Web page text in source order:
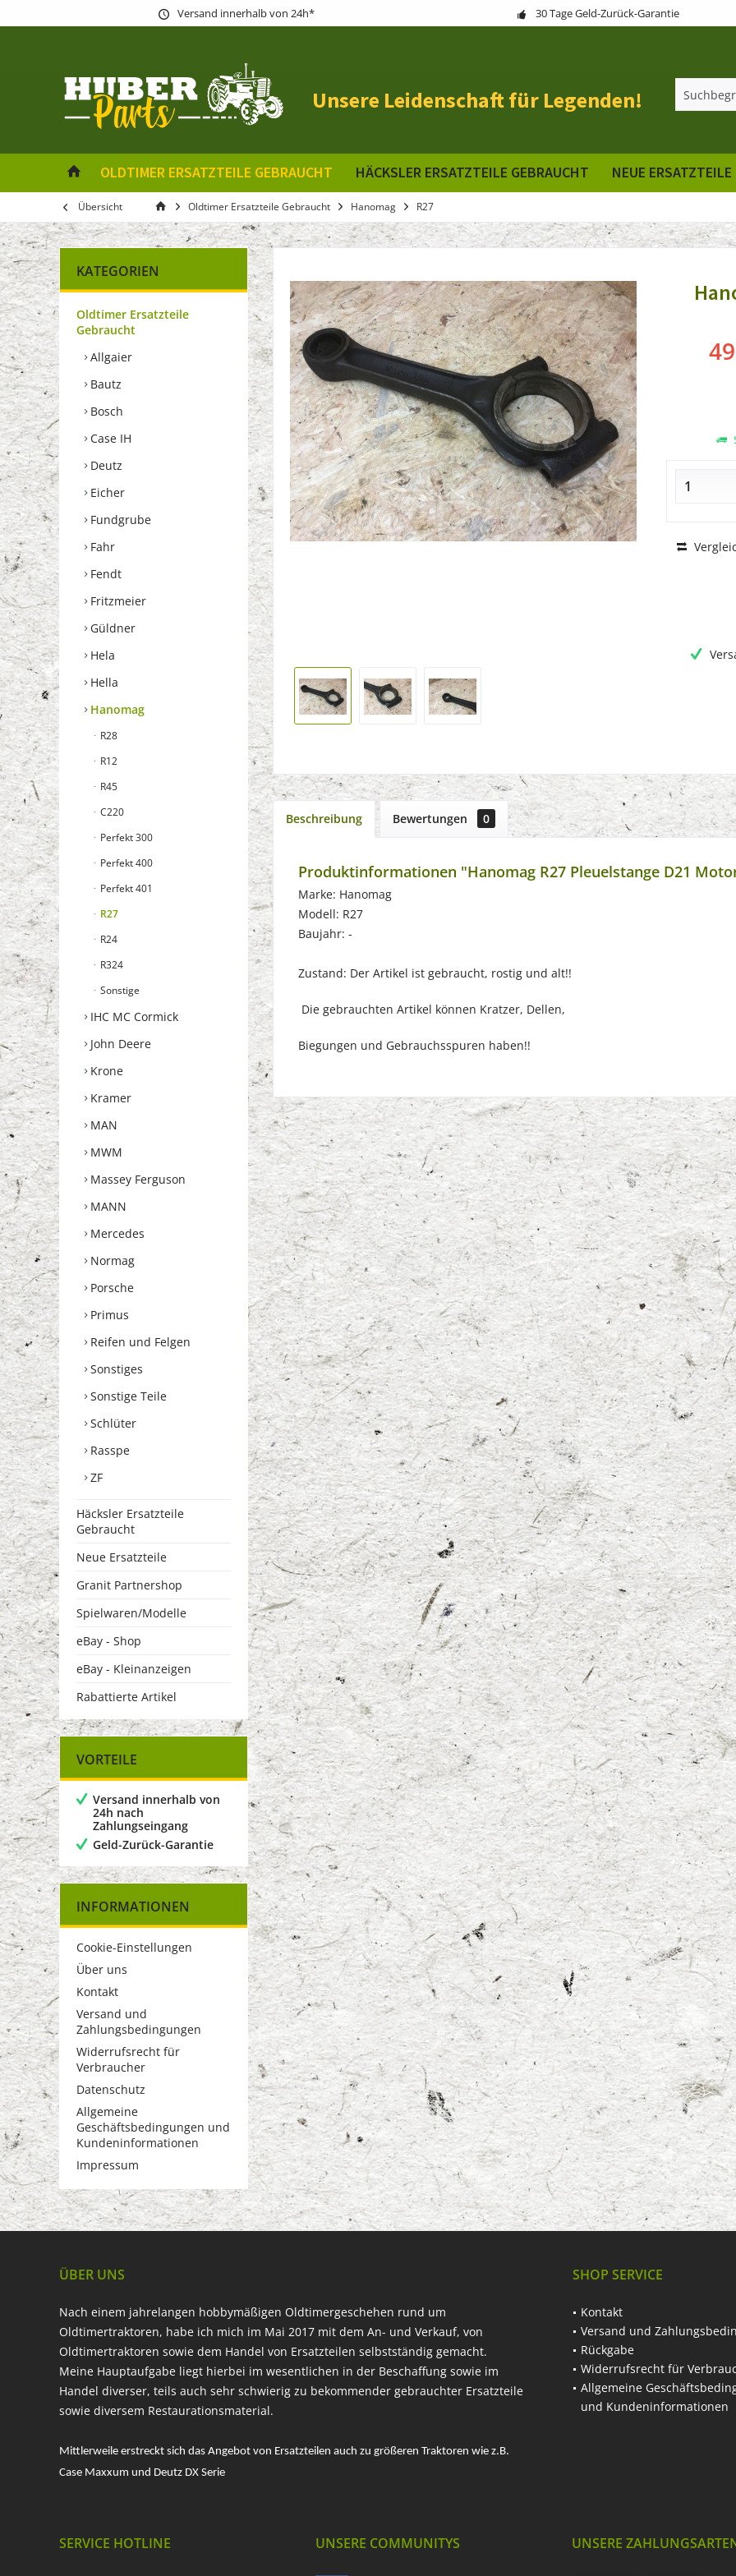
Versand innerhalb von 24h* 30 Tage Geld-Zurück-Garantie
Unsere Leidenschaft für Legenden!
OLDTIMER ERSATZTEILE GEBRAUCHT HÄCKSLER ERSATZTEILE GEBRAUCHT NEUE ERSATZTEILE
Übersicht Oldtimer Ersatzteile Gebraucht Hanomag R27
KATEGORIEN
Oldtimer Ersatzteile
Gebraucht
Allgaier
Bautz
Bosch
Case IH
Deutz
Eicher
Fundgrube
Fahr
Fendt
Fritzmeier
Güldner
Hela
Hella
Hanomag
R28
R12
R45
C220
Perfekt 300
Perfekt 400
Perfekt 401
R27
R24
R324
Sonstige
IHC MC Cormick
John Deere
Krone
Kramer
MAN
MWM
Massey Ferguson
MANN
Mercedes
Normag
Porsche
Primus
Reifen und Felgen
Sonstiges
Sonstige Teile
Schlüter
Rasspe
ZF
Häcksler Ersatzteile
Gebraucht
Neue Ersatzteile
Granit Partnershop
Spielwaren/Modelle
eBay - Shop
eBay - Kleinanzeigen
Rabattierte Artikel
VORTEILE
Versand innerhalb von
24h nach
Zahlungseingang
Geld-Zurück-Garantie
INFORMATIONEN
Cookie-Einstellungen
Über uns
Kontakt
Versand und
Zahlungsbedingungen
Widerrufsrecht für
Verbraucher
Datenschutz
Allgemeine
Geschäftsbedingungen und
Kundeninformationen
Impressum
Beschreibung Bewertungen 0
Produktinformationen "Hanomag R27 Pleuelstange D21
Marke: Hanomag
Modell: R27
Baujahr: -
Zustand: Der Artikel ist gebraucht, rostig und alt!!
Die gebrauchten Artikel können Kratzer, Dellen,
Biegungen und Gebrauchsspuren haben!!
ÜBER UNS
Nach einem jahrelangen hobbymäßigen Oldtimergeschehen rund um
Oldtimertraktoren, habe ich mich im Mai 2017 mit dem An- und Verkauf, von
Oldtimertraktoren sowie dem Handel von Ersatzteilen selbstständig gemacht.
Meine Hauptaufgabe liegt hierbei im wesentlichen in der Beschaffung sowie im
Handel diverser, teils auch sehr schwierig zu bekommender gebrauchter Ersatzteile
sowie diversem Restaurationsmaterial.
Mittlerweile erstreckt sich das Angebot von Ersatzteilen auch zu größeren Traktoren wie z.B.
Case Maxxum und Deutz DX Serie
SHOP SERVICE
Kontakt
Versand und
Rückgabe
Widerrufsrecht für
Allgemeine
und Kundeninformationen
SERVICE HOTLINE UNSERE COMMUNITYS UNSERE